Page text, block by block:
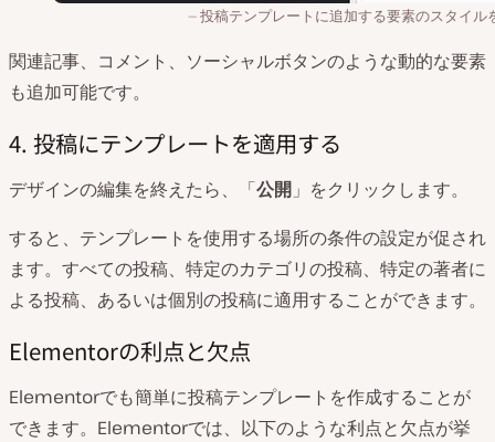
投稿テンプレートに追加する要素のスタイル
関連記事、コメント、ソーシャルボタンのような動的な要素
も追加可能です。
4. 投稿にテンプレートを適用する
デザインの編集を終えたら、「公開 」をクリックします。
すると、テンプレートを使用する場所の条件の設定が促され
ます。すべての投稿、特定のカテゴリの投稿、特定の著者に
よる投稿、あるいは個別の投稿に適用することができます。
Elementorの利点と欠点
Elementorでも簡単に投稿テンプレートを作成することが
できます。Elementorでは、以下のような利点と欠点が挙